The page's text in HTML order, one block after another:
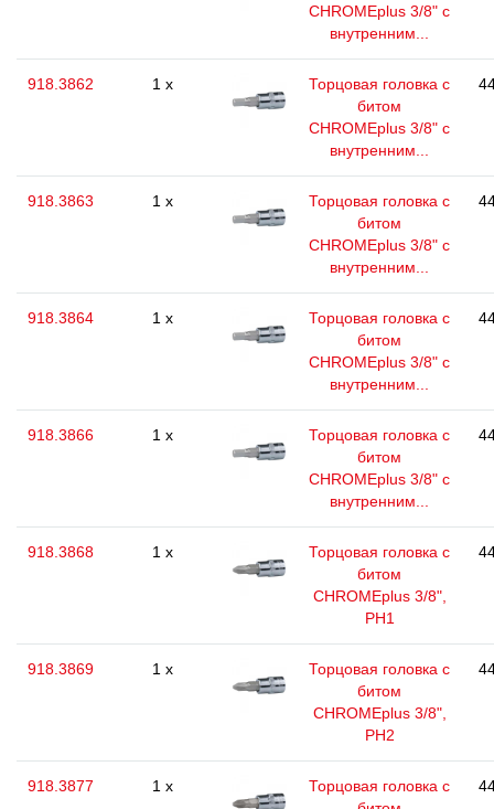
CHROMEplus 3/8" с
внутренним...
918.3862 1 x
Торцовая головка с
битом
CHROMEplus 3/8" с
внутренним...
918.3863 1 x
Торцовая головка с
битом
CHROMEplus 3/8" с
внутренним...
918.3864 1 x
Торцовая головка с
битом
CHROMEplus 3/8" с
внутренним...
918.3866 1 x
Торцовая головка с
битом
CHROMEplus 3/8" с
внутренним...
918.3868 1 x
Торцовая головка с
битом
CHROMEplus 3/8",
РН1
918.3869 1 x
Торцовая головка с
битом
CHROMEplus 3/8",
РН2
918.3877 1 x
Торцовая головка с